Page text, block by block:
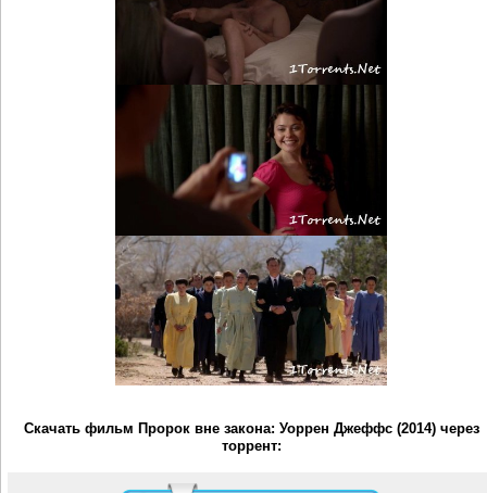
Скачать фильм Пророк вне закона: Уоррен Джеффс (2014) через
торрент: